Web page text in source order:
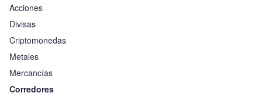
Acciones
Divisas
Criptomonedas
Metales
Mercancías
Corredores